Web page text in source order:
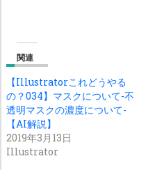
関連
【Illustratorこれどうやる
の？034】マスクについて-不
透明マスクの濃度について-
【AI解説】
2019年3月13日
Illustrator